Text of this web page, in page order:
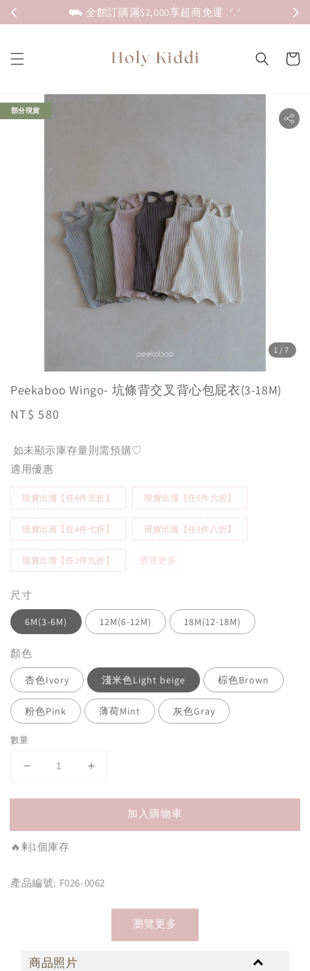
⚝ 零卡分期 六期零利率 我要分期
1 /7
部分現貨
Peekaboo Wingo- 坑條背交叉背心包屁衣(3-18M)
Regular
NT$ 580
如未顯示庫存量則需預購♡
適用優惠
現貨出清【任6件五折】 現貨出清【任5件六折】
現貨出清【任4件七折】 現貨出清【任3件八折】
現貨出清【任2件九折】 瀏覽更多
尺寸
6M(3-6M) 12M(6-12M) 18M(12-18M)
顏色
杏色Ivory 淺米色Light beige 棕色Brown
粉色Pink 薄荷Mint 灰色Gray
數量
加入購物車
🔥剰1個庫存
產品編號: F026-0062
瀏覽更多
商品照片